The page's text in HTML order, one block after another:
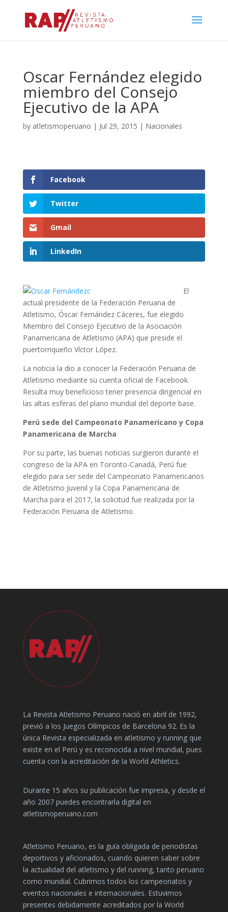
Oscar Fernández elegido
miembro del Consejo
Ejecutivo de la APA
by atletismoperuano | Jul 29, 2015 | Nacionales
Facebook
Twitter
Gmail
LinkedIn
El
actual presidente de la Federación Peruana de
Atletismo, Óscar Fernández Cáceres, fue elegido
Miembro del Consejo Ejecutivo de la Asociación
Panamericana de Atletismo (APA) que preside el
puertorriqueño Víctor López.
La noticia la dio a conocer la Federación Peruana de
Atletismo mediante su cuenta oficial de Facebook.
Resulta muy beneficioso tener presencia dirigencial en
las altas esferas del plano mundial del deporte base.
Perú sede del Campeonato Panamericano y Copa
Panamericana de Marcha
Por su parte, las buenas noticias surgieron durante el
congreso de la APA en Toronto-Canadá, Perú fue
elegido para ser sede del Campeonato Panamericanos
de Atletismo Juvenil y la Copa Panamericana de
Marcha para el 2017, la solicitud fue realizada por la
Federación Peruana de Atletismo.
La Revista Atletismo Peruano nació en abril de 1992,
previó a los Juegos Olímpicos de Barcelona 92. Es la
única Revista especializada en atletismo y running que
existe en el Perú y es reconocida a nivel mundial, pues
cuenta con la acreditación de la World Athletics.
Durante 15 años su publicación fue impresa, y desde el
año 2007 puedes encontrarla digital en
atletismoperuano.com
Atletismo Peruano, es la guía obligada de periodistas
deportivos y aficionados, cuando quieren saber sobre
la actualidad del atletismo y del running, tanto peruano
como mundial. Cubrimos todos los campeonatos y
eventos nacionales e internacionales. Estuvimos
presentes debidamente acreditados por la World